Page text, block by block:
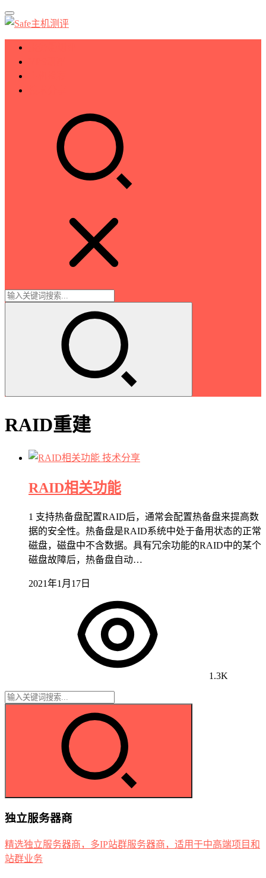
RAID重建
技术分享
RAID相关功能
1 支持热备盘配置RAID后，通常会配置热备盘来提高数
据的安全性。热备盘是RAID系统中处于备用状态的正常
磁盘，磁盘中不含数据。具有冗余功能的RAID中的某个
磁盘故障后，热备盘自动…
2021年1月17日
1.3K
独立服务器商
精选独立服务器商，多IP站群服务器商，适用于中高端项目和
站群业务